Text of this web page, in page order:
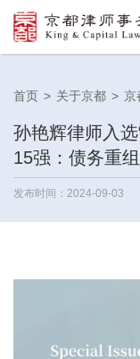
首页 > 关于京都 > 京
孙艳辉律师入
15强：债务重
发布时间：2024-09-03